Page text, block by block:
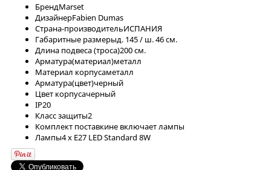
БрендMarset
ДизайнерFabien Dumas
Страна-производительИСПАНИЯ
Габаритные размерыд. 145 / ш. 46 см.
Длина подвеса (троса)200 см.
Арматура(материал)металл
Материал корпусаметалл
Арматура(цвет)черный
Цвет корпусачерный
IP20
Класс защиты2
Комплект поставкине включает лампы
Лaмпы4 x E27 LED Standard 8W